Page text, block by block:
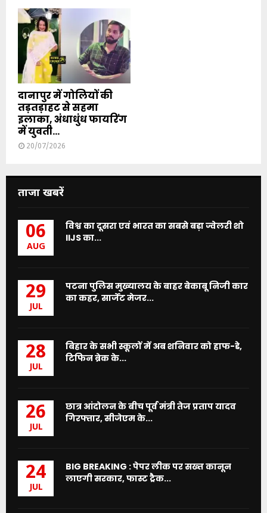
दानापुर में गोलियों की
तड़तड़ाहट से सहमा
इलाका, अंधाधुंध फायरिंग
में युवती...
20/07/2026
ताजा खबरें
06
AUG
विश्व का दूसरा एवं भारत का सबसे बड़ा ज्वेलरी शो
IIJS का...
29
JUL
पटना पुलिस मुख्यालय के बाहर बेकाबू निजी कार
का कहर, सार्जेंट मेजर...
28
JUL
बिहार के सभी स्कूलों में अब शनिवार को हाफ-डे,
टिफिन ब्रेक के...
26
JUL
छात्र आंदोलन के बीच पूर्व मंत्री तेज प्रताप यादव
गिरफ्तार, सीजेएम के...
24
JUL
BIG BREAKING : पेपर लीक पर सख्त कानून
लाएगी सरकार, फास्ट ट्रैक...